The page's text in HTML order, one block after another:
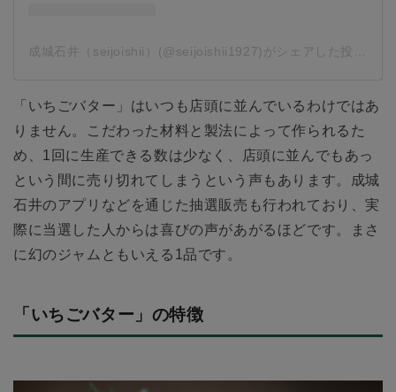
「いちごバター」はいつも店頭に並んでいるわけではあ
りません。こだわった材料と製法によって作られるた
め、1回に生産できる数は少なく、店頭に並んでもあっ
という間に売り切れてしまうという声もあります。成城
石井のアプリなどを通じた抽選販売も行われており、実
際に当選した人からは喜びの声があがるほどです。まさ
に幻のジャムともいえる1品です。
「いちごバター」の特徴